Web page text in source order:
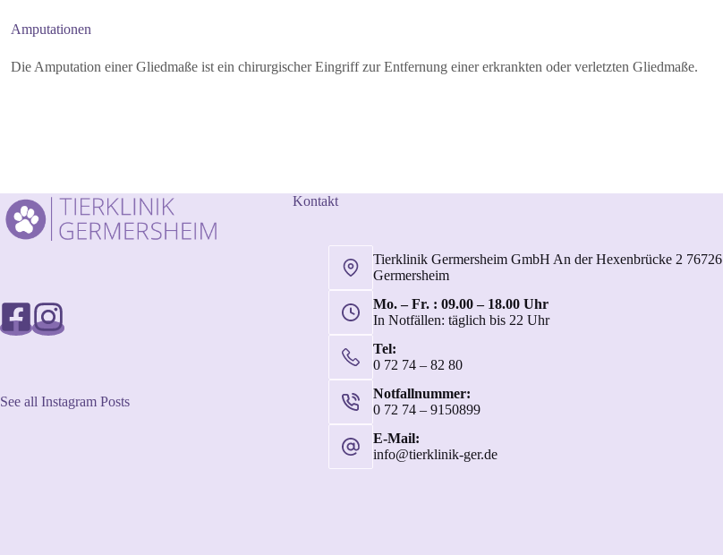
Amputationen
Die Amputation einer Gliedmaße ist ein chirurgischer Eingriff zur Entfernung einer erkrankten oder verletzten Gliedmaße.
See all Instagram Posts
Kontakt
Tierklinik Germersheim GmbH An der Hexenbrücke 2 76726
Germersheim
Mo. – Fr. : 09.00 – 18.00 Uhr
In Notfällen: täglich bis 22 Uhr
Tel:
0 72 74 – 82 80
Notfallnummer:
0 72 74 – 9150899
E-Mail:
info@tierklinik-ger.de